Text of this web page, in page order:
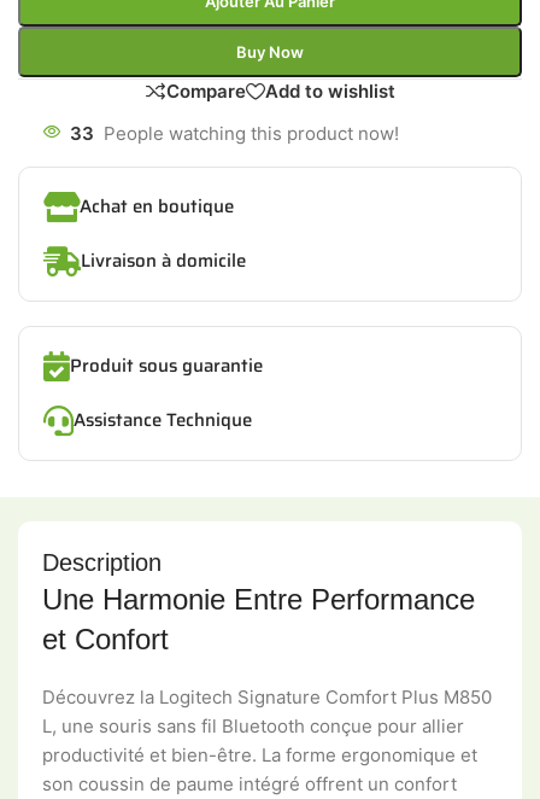
Buy Now
Compare
Add to wishlist
33 People watching this product now!
Achat en boutique
Livraison à domicile
Produit sous guarantie
Assistance Technique
Description
Une Harmonie Entre Performance
et Confort
Découvrez la Logitech Signature Comfort Plus M850
L, une souris sans fil Bluetooth conçue pour allier
productivité et bien-être. La forme ergonomique et
son coussin de paume intégré offrent un confort